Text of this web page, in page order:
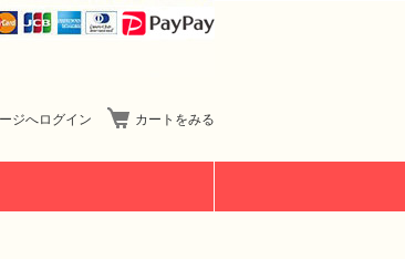
ジへログイン カートをみる